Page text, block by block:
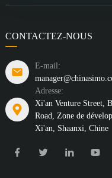
CONTACTEZ-NOUS
E-mail:
Adresse:
Xi'an Venture Street,
Road, Zone de
Xi'an, Shaanxi, Chine